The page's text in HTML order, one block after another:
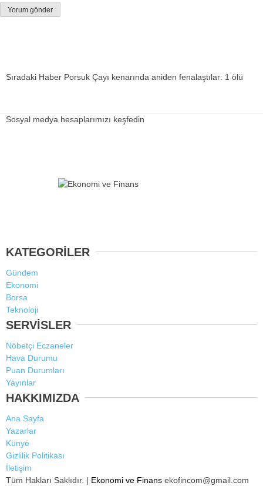
Sıradaki Haber Porsuk Çayı kenarında aniden fenalaştılar: 1 ölü
Sosyal medya hesaplarımızı keşfedin
KATEGORİLER
Gündem
Ekonomi
Borsa
Teknoloji
SERVİSLER
Nöbetçi Eczaneler
Hava Durumu
Puan Durumları
Yayınlar
HAKKIMIZDA
Ana Sayfa
Yazarlar
Künye
Gizlilik Politikası
İletişim
Tüm Hakları Saklıdır. | Ekonomi ve Finans ekofincom@gmail.com